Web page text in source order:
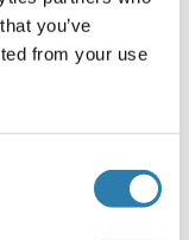
you’ve
from your use